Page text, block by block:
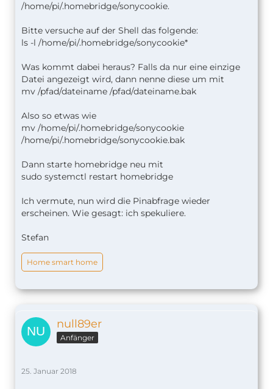
/home/pi/.homebridge/sonycookie.
Bitte versuche auf der Shell das folgende:
ls -l /home/pi/.homebridge/sonycookie*
Was kommt dabei heraus? Falls da nur eine einzige
Datei angezeigt wird, dann nenne diese um mit
mv /pfad/dateiname /pfad/dateiname.bak
Also so etwas wie
mv /home/pi/.homebridge/sonycookie
/home/pi/.homebridge/sonycookie.bak
Dann starte homebridge neu mit
sudo systemctl restart homebridge
Ich vermute, nun wird die Pinabfrage wieder
erscheinen. Wie gesagt: ich spekuliere.
Stefan
Home smart home
null89er
Anfänger
25. Januar 2018